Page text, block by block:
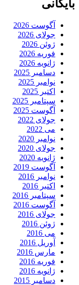
بایگانی
آگوست 2026
جولای 2026
ژوئن 2026
فوریه 2026
ژانویه 2026
دسامبر 2025
نوامبر 2025
اکتبر 2025
سپتامبر 2025
آگوست 2025
جولای 2022
می 2022
نوامبر 2020
جولای 2020
ژانویه 2020
آگوست 2019
نوامبر 2016
اکتبر 2016
سپتامبر 2016
آگوست 2016
جولای 2016
ژوئن 2016
می 2016
آوریل 2016
مارس 2016
فوریه 2016
ژانویه 2016
دسامبر 2015